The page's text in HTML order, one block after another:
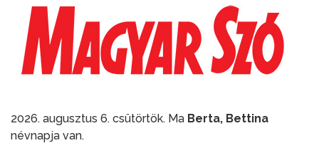
2026. augusztus 6. csütörtök. Ma Berta, Bettina
névnapja van.